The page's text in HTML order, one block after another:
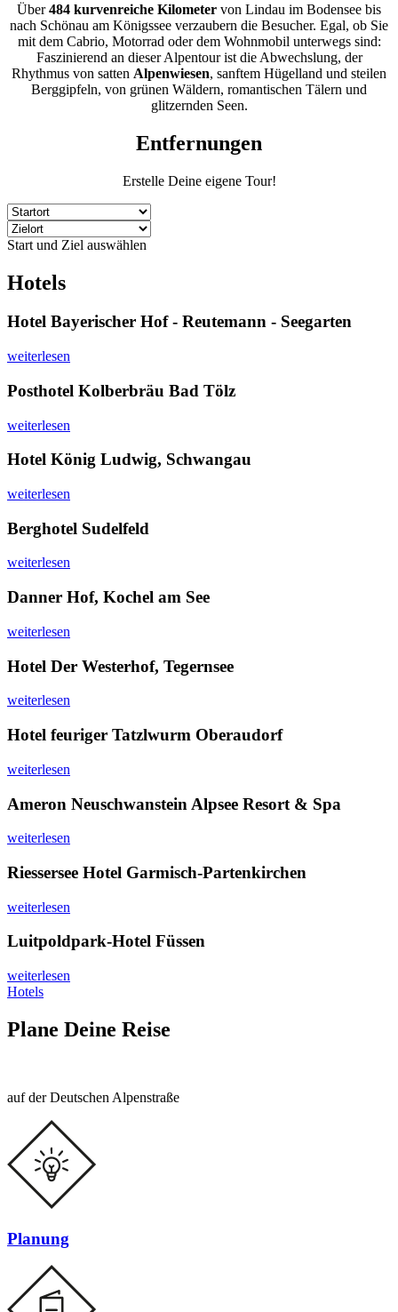
Über484 kurvenreiche Kilometer von Lindau im Bodensee bis
nach Schönau am Königssee verzaubern die Besucher. Egal, ob Sie
mit dem Cabrio, Motorrad oder dem Wohnmobil unterwegs sind:
Faszinierend an dieser Alpentour ist die Abwechslung, der
Rhythmus von satten Alpenwiesen, sanftem Hügelland und steilen
Berggipfeln, von grünen Wäldern, romantischen Tälern und
glitzernden Seen.
Entfernungen
Erstelle Deine eigene Tour!
Start und Ziel auswählen
Hotels
Hotel Bayerischer Hof - Reutemann - Seegarten
weiterlesen
Posthotel Kolberbräu Bad Tölz
weiterlesen
Hotel König Ludwig, Schwangau
weiterlesen
Berghotel Sudelfeld
weiterlesen
Danner Hof, Kochel am See
weiterlesen
Hotel Der Westerhof, Tegernsee
weiterlesen
Hotel feuriger Tatzlwurm Oberaudorf
weiterlesen
Ameron Neuschwanstein Alpsee Resort & Spa
weiterlesen
Riessersee Hotel Garmisch-Partenkirchen
weiterlesen
Luitpoldpark-Hotel Füssen
weiterlesen
Hotels
Plane Deine Reise
auf der Deutschen Alpenstraße
Planung